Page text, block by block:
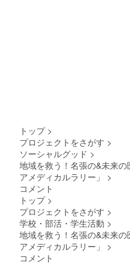
トップ >
プロジェクトをさがす >
ソーシャルグッド >
地域を救う！名張の&未来
アメディカルラリー」
>
コメント
トップ >
プロジェクトをさがす >
学校・部活・学生活動 >
地域を救う！名張の&未来
アメディカルラリー」
>
コメント